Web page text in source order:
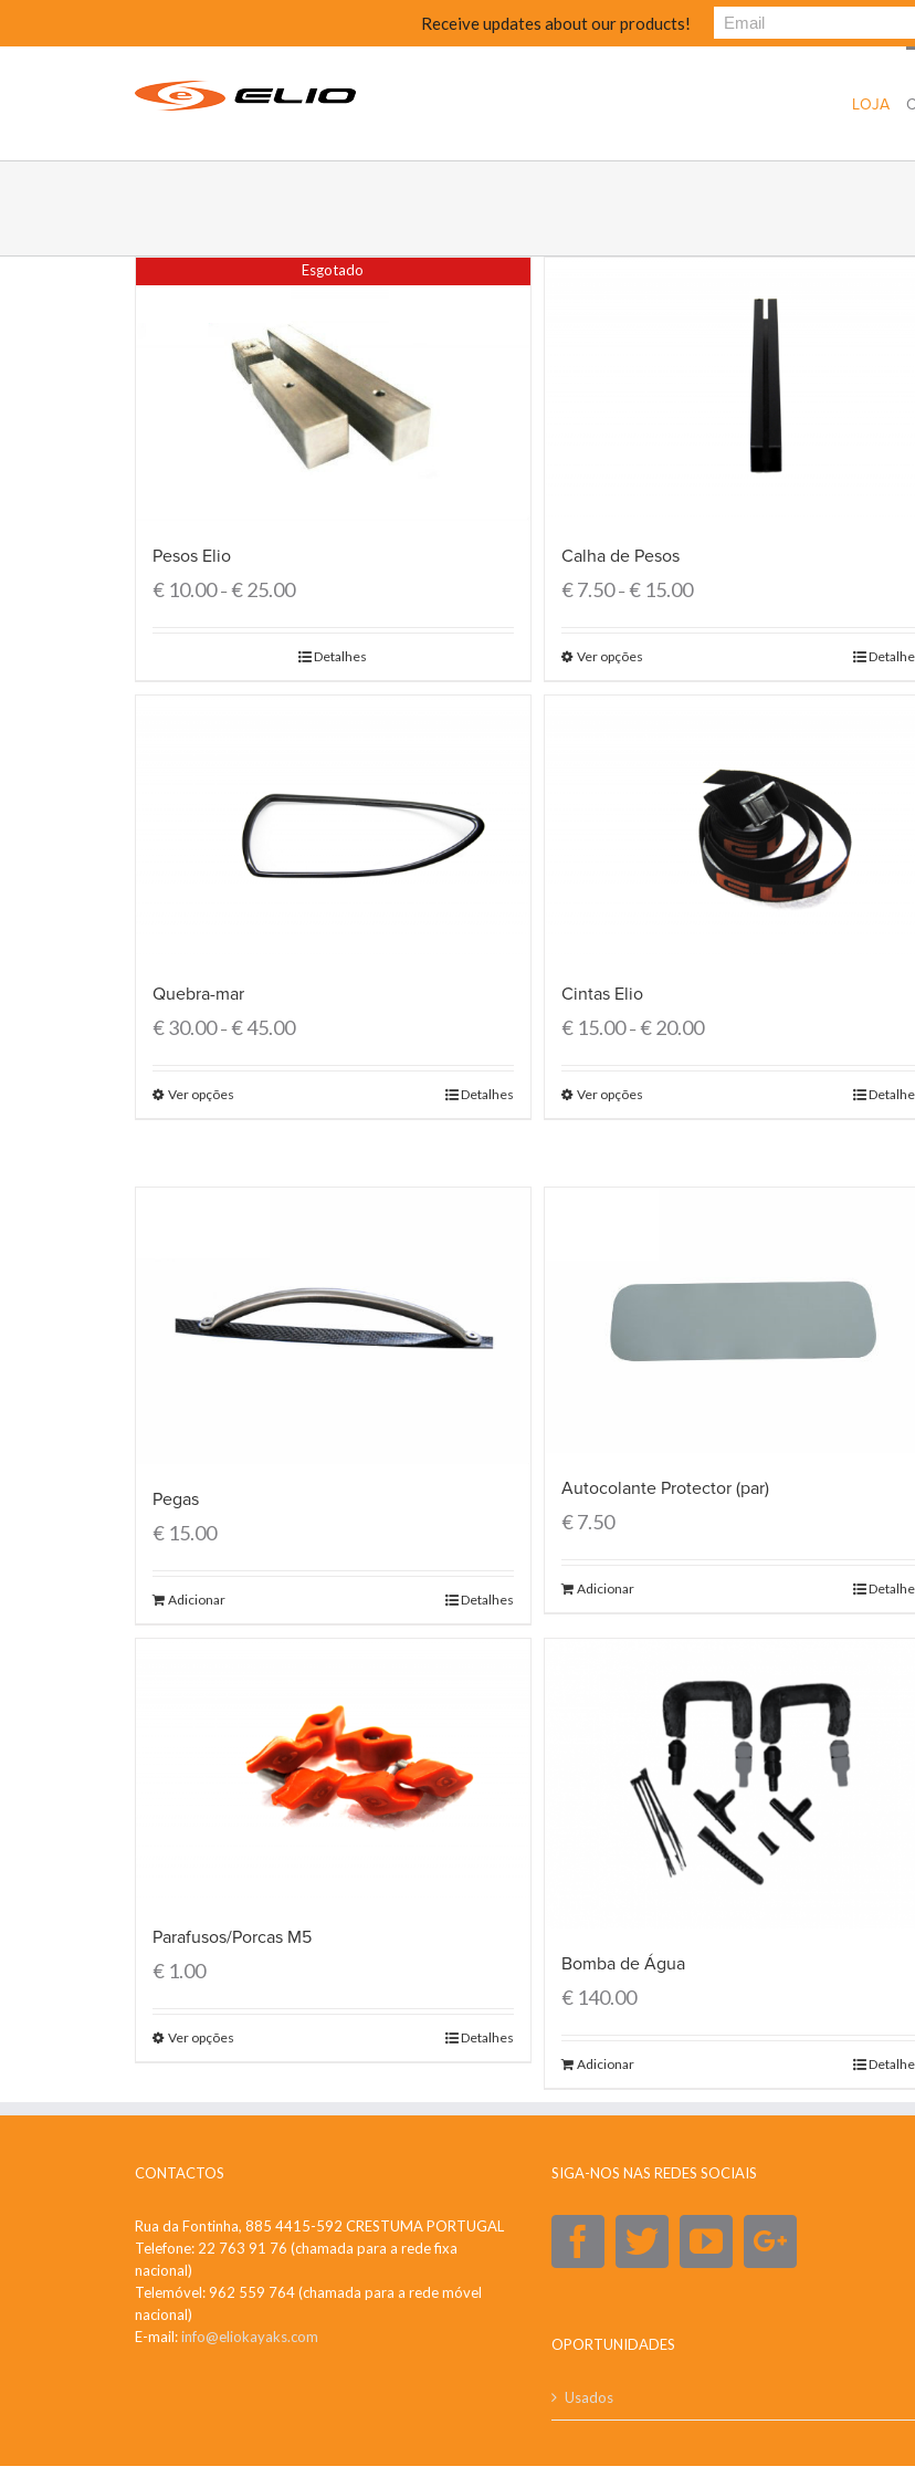
LOJA
Esgotado
Pesos Elio
€ 10.00–€25.00
Detalhes
Calha de Pesos
€7.50–€15.00
Ver opções
Quebra-mar
€30.00–€45.00
Ver opções Detalhes
Cintas Elio
€15.00–€20.00
Ver opções
Pegas
€ 15.00
Adicionar Detalhes
Autocolante Protector (par)
€7.50
Adicionar
Parafusos/Porcas M5
€ 1.00
Ver opções Detalhes
Bomba de Água
€140.00
Adicionar
CONTACTOS
Rua da Fontinha, 885 4415-592 CRESTUMA PORTUGAL
Telefone: 22 763 91 76 (chamada para a rede fixa
nacional)
Telemóvel: 962 559 764 (chamada para a rede móvel
nacional)
E-mail:info@eliokayaks.com
SIGA-NOS NAS REDES SOCIAIS
OPORTUNIDADES
Usados
Receive updates about our products!